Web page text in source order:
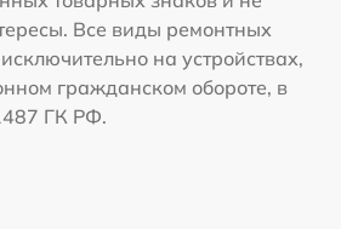
Все виды ремонтных
на устройствах,
гражданском обороте, в
ГК РФ.